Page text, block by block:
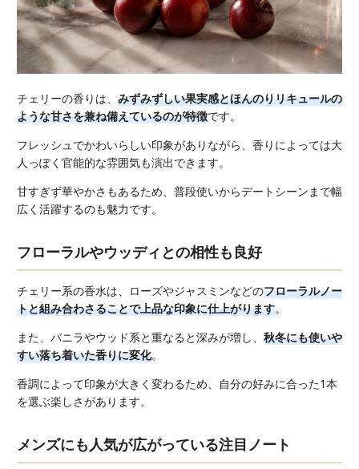
チェリーの香りは、 みずみずしい果実感とほんのりリキュールの
ような甘さを兼ね備えているのが特徴です。
フレッシュでかわいらしい印象がありながら、香りによっては大
人っぽく官能的な雰囲気も演出できます。
甘すぎず華やかさもあるため、普段使いからデートシーンまで幅
広く活躍するのも魅力です。
フローラルやウッディとの相性も良好
チェリー系の香水は、ローズやジャスミンなどのフローラルノー
トと組み合わさることで上品な印象に仕上がります。
また、バニラやウッド系と重なると深みが増し、 秋冬にも使いや
すい落ち着いた香りに変化。
香調によって印象が大きく変わるため、自分の好みに合った1本
を選ぶ楽しさがあります。
メンズにも人気が広がっている注目ノート